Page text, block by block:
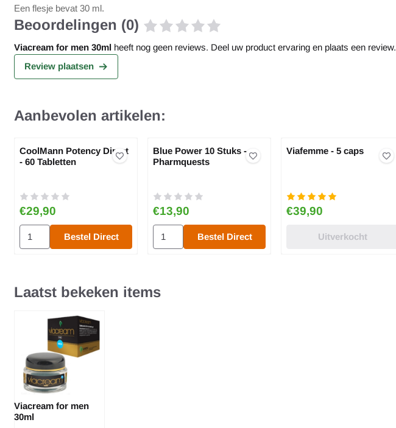
Een flesje bevat 30 ml.
Beoordelingen (0)
Viacream for men 30ml heeft nog geen reviews. Deel uw product ervaring en plaats een review.
Review plaatsen
Aanbevolen artikelen:
CoolMann Potency Direct
- 60 Tabletten
Prijs: 29,90
€29,90
Aantal kiezen voor CoolMann Potency Direct - 60 Tabletten
Bestel Direct
Blue Power 10 Stuks -
Pharmquests
Prijs: 13,90
€13,90
Aantal kiezen voor Blue Power 10 Stuks - Pharmquests
Bestel Direct
Viafemme - 5 caps
Prijs: 39,90
€39,90
Uitverkocht
Laatst bekeken items
Viacream for men
30ml